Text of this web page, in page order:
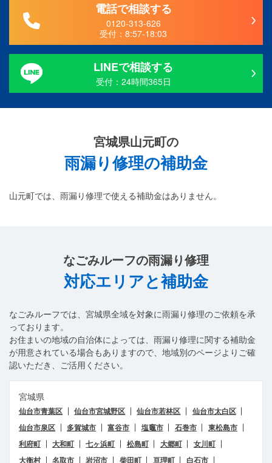
LINEで相談する
受付24時間365日
お問い合わせ
0120-313-626
電話で相談する
0120-313-626
受付：8:57-18:03
LINEで相談する
受付：24時間365日
宮城県山元町の
雨漏り修理の補助金
山元町では、雨漏り修理で使える補助金はありません。
なごみルーフの雨漏り修理
対応エリアと補助金
なごみルーフでは、宮城県全域を対象に雨漏り修理のご依頼を承
っております。
お住まいの地域の自治体によっては、雨漏り修理に関する補助金
が用意されている場合もありますので、地域別のページよりご確
認いただき、ご活用ください。
宮城県
仙台市青葉区 仙台市宮城野区 仙台市若林区
仙台市太白区
仙台市泉区
多賀城市 富谷市 塩竈市 石巻市
東松島市
利府町
大和町 七ヶ浜町 松島町 大郷町
女川町
大衡村
名取市 岩沼市 柴田町 亘理町 白石市